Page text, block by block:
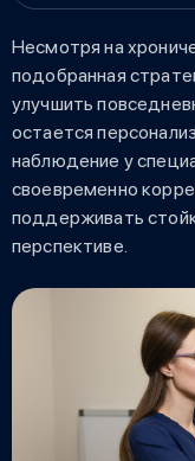
Несмотря на
подобранная
улучшить
остается
наблюдение у
своевременно
поддерживать
перспективе.